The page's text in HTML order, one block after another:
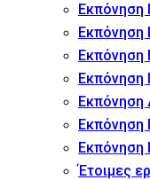
Εκπόνηση
Εκπόνηση
Εκπόνηση
Εκπόνηση
Εκπόνηση
Εκπόνηση
Εκπόνηση
Έτοιμες